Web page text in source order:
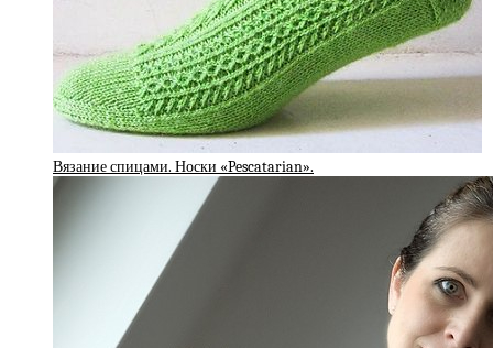
Вязание спицами. Носки «Pescatarian».